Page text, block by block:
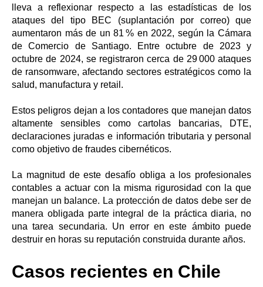
lleva a reflexionar respecto a las estadísticas de los
ataques del tipo BEC (suplantación por correo) que
aumentaron más de un 81 % en 2022, según la Cámara
de Comercio de Santiago. Entre octubre de 2023 y
octubre de 2024, se registraron cerca de 29 000 ataques
de ransomware, afectando sectores estratégicos como la
salud, manufactura y retail.
Estos peligros dejan a los contadores que manejan datos
altamente sensibles como cartolas bancarias, DTE,
declaraciones juradas e información tributaria y personal
como objetivo de fraudes cibernéticos.
La magnitud de este desafío obliga a los profesionales
contables a actuar con la misma rigurosidad con la que
manejan un balance. La protección de datos debe ser de
manera obligada parte integral de la práctica diaria, no
una tarea secundaria. Un error en este ámbito puede
destruir en horas su reputación construida durante años.
Casos recientes en Chile